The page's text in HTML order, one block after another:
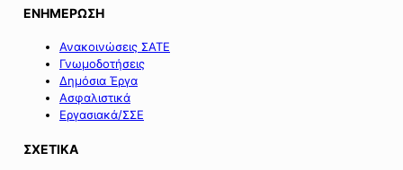
ΕΝΗΜΕΡΩΣΗ
Ανακοινώσεις ΣΑΤΕ
Γνωμοδοτήσεις
Δημόσια Έργα
Ασφαλιστικά
Εργασιακά/ΣΣΕ
ΣΧΕΤΙΚΑ